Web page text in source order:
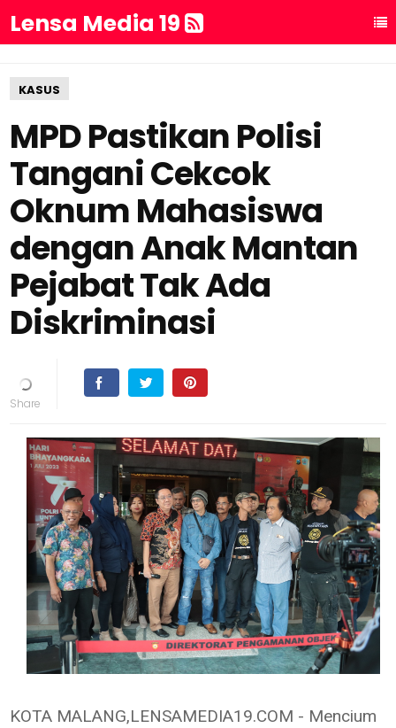
Lensa Media 19
KASUS
MPD Pastikan Polisi
Tangani Cekcok
Oknum Mahasiswa
dengan Anak Mantan
Pejabat Tak Ada
Diskriminasi
KOTA MALANG,LENSAMEDIA19.COM - Mencium